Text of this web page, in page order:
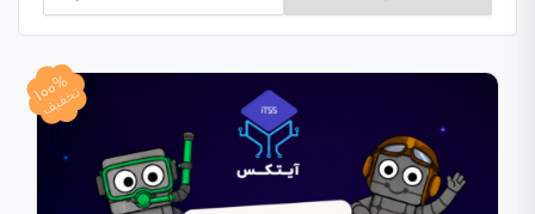
100%
تخفیف